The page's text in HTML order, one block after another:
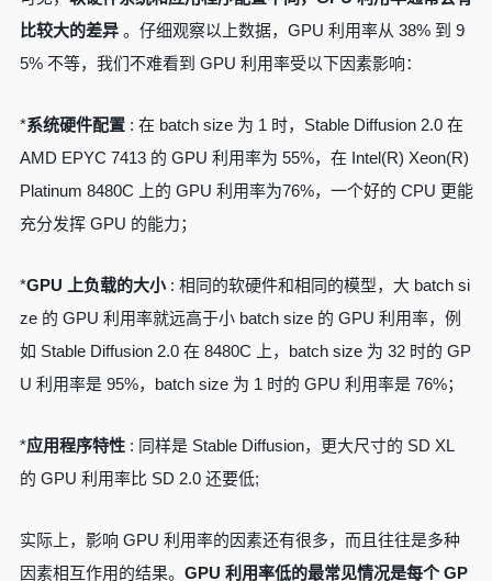
比较大的差异。仔细观察以上数据，GPU 利用率从 38% 到 9
5% 不等，我们不难看到 GPU 利用率受以下因素影响：
*系统硬件配置: 在 batch size 为 1 时，Stable Diffusion 2.0 在
AMD EPYC 7413 的 GPU 利用率为 55%，在 Intel(R) Xeon(R)
Platinum 8480C 上的 GPU 利用率为76%，一个好的 CPU 更能
充分发挥 GPU 的能力；
*GPU 上负载的大小: 相同的软硬件和相同的模型，大 batch si
ze 的 GPU 利用率就远高于小 batch size 的 GPU 利用率，例
如 Stable Diffusion 2.0 在 8480C 上，batch size 为 32 时的 GP
U 利用率是 95%，batch size 为 1 时的 GPU 利用率是 76%；
*应用程序特性: 同样是 Stable Diffusion，更大尺寸的 SD XL
的 GPU 利用率比 SD 2.0 还要低;
实际上，影响 GPU 利用率的因素还有很多，而且往往是多种
因素相互作用的结果。 GPU 利用率低的最常见情况是每个 GP